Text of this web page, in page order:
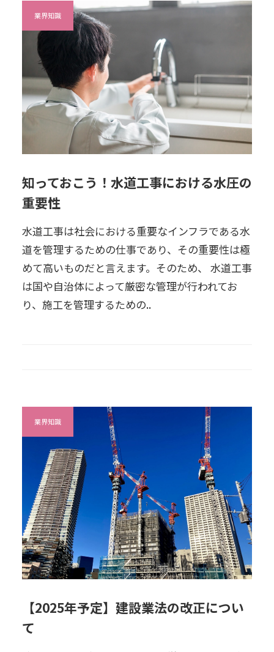
業界知識
知っておこう！水道工事における水圧の
重要性
水道工事は社会における重要なインフラである水
道を管理するための仕事であり、その重要性は極
めて高いものだと言えます。そのため、 水道工事
は国や自治体によって厳密な管理が行われてお
り、施工を管理するための..
業界知識
【2025年予定】建設業法の改正につい
て